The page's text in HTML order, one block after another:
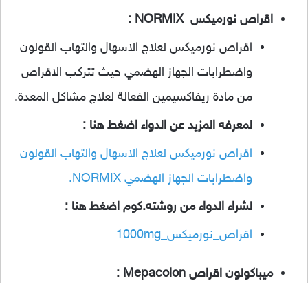
اقراص نورميكس NORMIX :
اقراص نورميكس لعلاج الاسهال والتهاب القولون
واضطرابات الجهاز الهضمي حيث تتركب الاقراص
من مادة ريفاكسيمين الفعالة لعلاج مشاكل المعدة.
لمعرفه المزيد عن الدواء اضغط هنا :
اقراص نورميكس لعلاج الاسهال والتهاب القولون
واضطرابات الجهاز الهضمي NORMIX.
لشراء الدواء من روشته.كوم اضغط هنا :
اقراص_نورميكس_1000mg
ميباكولون اقراص Mepacolon :